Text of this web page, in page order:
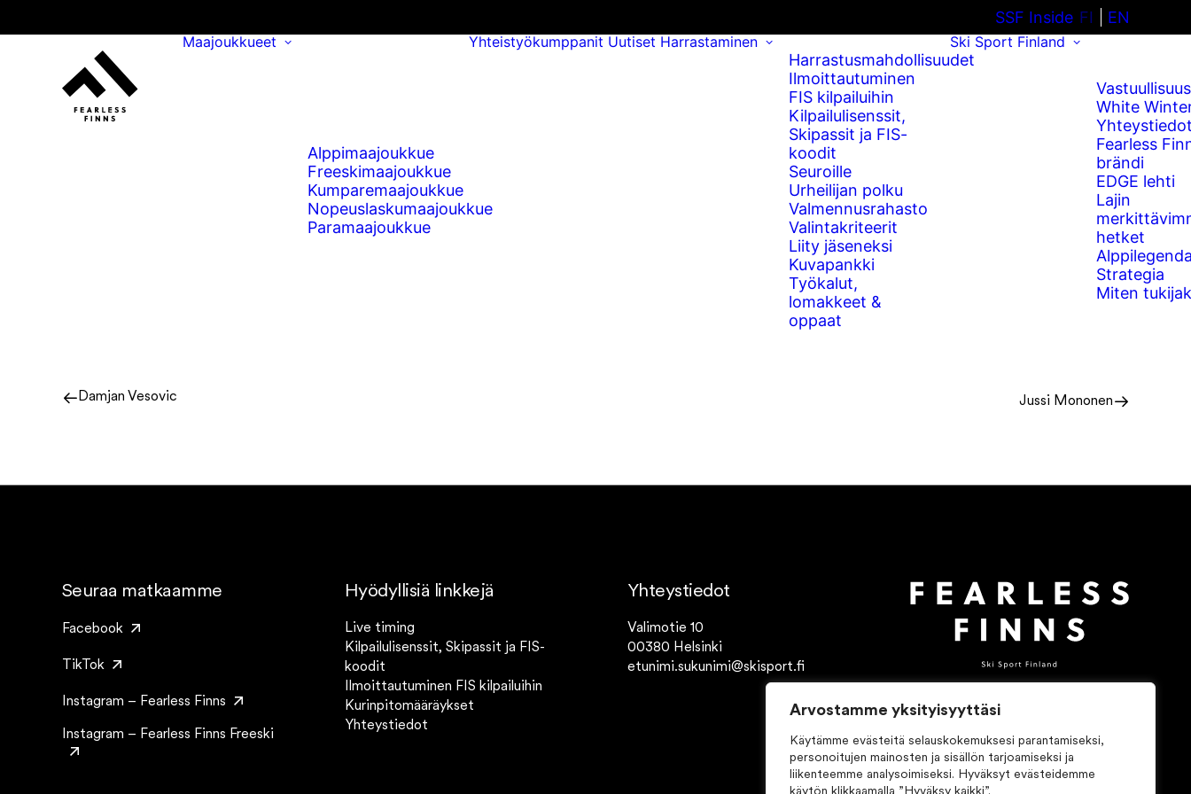
Arvostamme yksityisyyttäsi
Käytämme evästeitä selauskokemuksesi parantamiseksi,
personoitujen mainosten ja sisällön tarjoamiseksi ja
liikenteemme analysoimiseksi. Hyväksyt evästeidemme
SSF Inside FI EN
Maajoukkueet
Alppimaajoukkue
Freeskimaajoukkue
Kumparemaajoukkue
Nopeuslaskumaajoukkue
Paramaajoukkue
Yhteistyökumppanit Uutiset Harrastaminen
Harrastusmahdollisuudet
Ilmoittautuminen
FIS kilpailuihin
Kilpailulisenssit,
Skipassit ja FIS-
koodit
Seuroille
Urheilijan polku
Valmennusrahasto
Valintakriteerit
Liity jäseneksi
Kuvapankki
Työkalut,
lomakkeet &
oppaat
Ski Sport Finland
Vastuullisuus
White
Fearless
brändi
EDGE lehti
Lajin
hetket
Strategia
Miten
Damjan Vesovic Jussi Mononen
Seuraa matkaamme
Facebook
TikTok
Instagram – Fearless Finns
Instagram – Fearless Finns Freeski
Hyödyllisiä linkkejä
Live timing
Kilpailulisenssit, Skipassit ja FIS-
koodit
Ilmoittautuminen FIS kilpailuihin
Kurinpitomääräykset
Yhteystiedot
Yhteystiedot
Valimotie 10
00380 Helsinki
etunimi.sukunimi@skisport.fi